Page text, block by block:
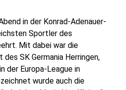
in der Konrad-Adenauer-
Sportler des
Mit dabei war die
SK Germania Herringen,
der Europa-League in
wurde auch die